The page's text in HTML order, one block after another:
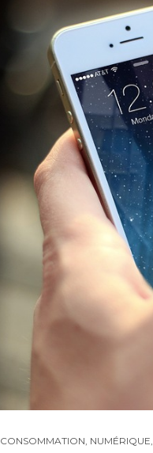
CONSOMMATION, NUMÉRIQUE,